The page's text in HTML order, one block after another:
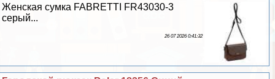
Женская сумка FABRETTI FR43030-3
серый...
26 07 2026 0:41:32